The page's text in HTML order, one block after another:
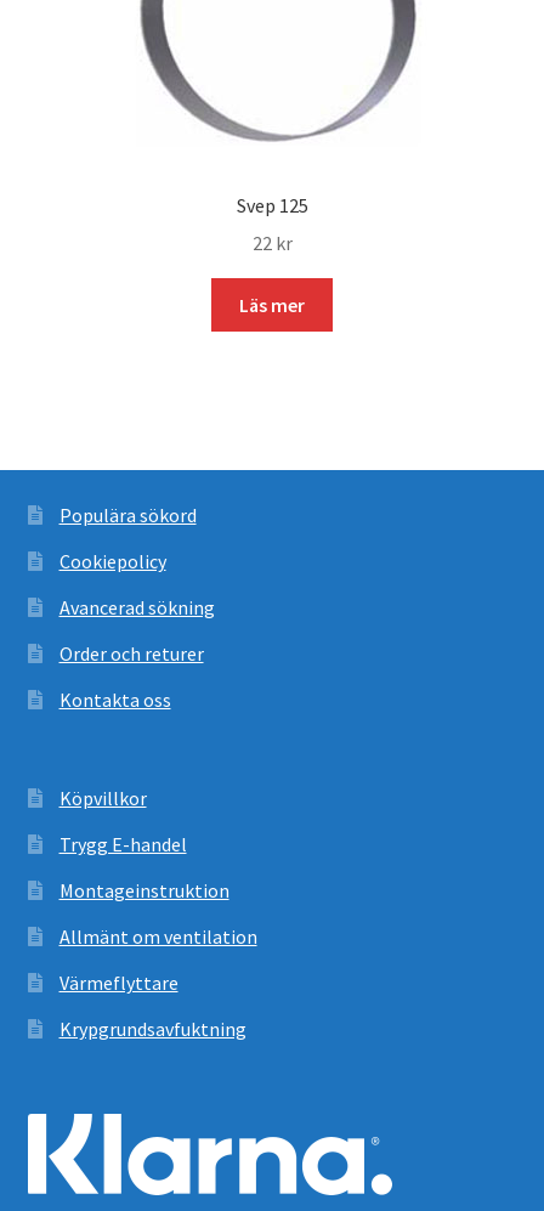
Svep 125
22 kr
Läs mer
Populära sökord
Cookiepolicy
Avancerad sökning
Order och returer
Kontakta oss
Köpvillkor
Trygg E-handel
Montageinstruktion
Allmänt om ventilation
Värmeflyttare
Krypgrundsavfuktning